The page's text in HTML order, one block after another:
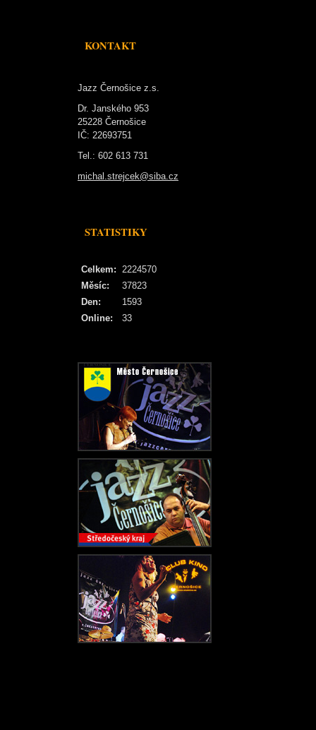
KONTAKT
Jazz Černošice z.s.
Dr. Janského 953
25228 Černošice
IČ: 22693751
Tel.: 602 613 731
michal.strejcek@siba.cz
STATISTIKY
Online: 33
Celkem: 2224570
Měsíc:
37823
Den:
1593